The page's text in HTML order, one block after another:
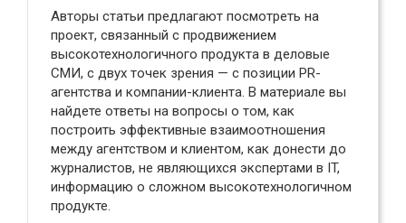
Авторы статьи предлагают посмотреть на
проект, связанный с продвижением
высокотехнологичного продукта в деловые
СМИ, с двух точек зрения — с позиции PR-
агентства и компании-клиента. В материале вы
найдете ответы на вопросы о том, как
построить эффективные взаимоотношения
между агентством и клиентом, как донести до
журналистов, не являющихся экспертами в IT,
информацию о сложном высокотехнологичном
продукте.